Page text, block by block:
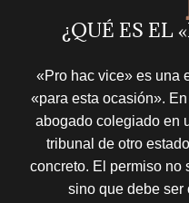
¿QUÉ ES EL
«Pro hac vice» es una
«para esta ocasión».
abogado colegiado en
tribunal de otro
concreto. El permiso no
sino que debe ser